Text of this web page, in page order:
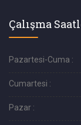
Çalışma
Pazartesi-Cuma :
Cumartesi :
Pazar :